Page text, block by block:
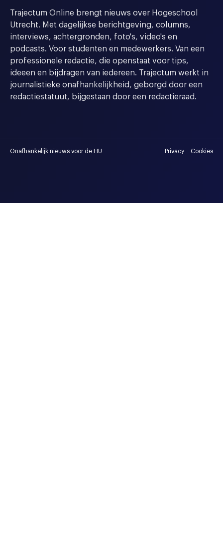
Trajectum Online brengt nieuws over Hogeschool
Utrecht. Met dagelijkse berichtgeving, columns,
interviews, achtergronden, foto's, video's en
podcasts. Voor studenten en medewerkers. Van een
professionele redactie, die openstaat voor tips,
ideeen en bijdragen van iedereen. Trajectum werkt in
journalistieke onafhankelijkheid, geborgd door een
redactiestatuut, bijgestaan door een redactieraad.
Onafhankelijk nieuws voor de HU Privacy Cookies